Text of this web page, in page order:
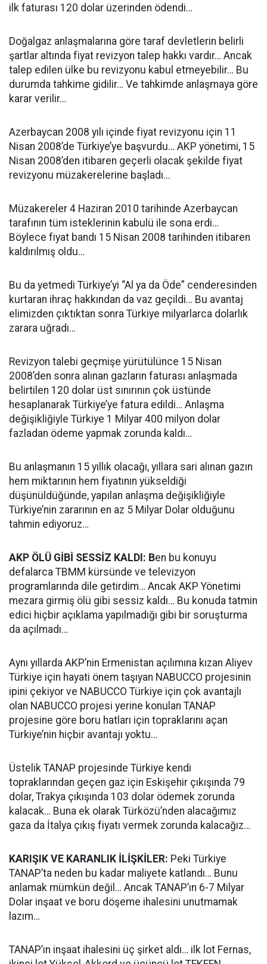
ilk faturası 120 dolar üzerinden ödendi…
Doğalgaz anlaşmalarına göre taraf devletlerin belirli
şartlar altında fiyat revizyon talep hakkı vardır… Ancak
talep edilen ülke bu revizyonu kabul etmeyebilir… Bu
durumda tahkime gidilir… Ve tahkimde anlaşmaya göre
karar verilir…
Azerbaycan 2008 yılı içinde fiyat revizyonu için 11
Nisan 2008’de Türkiye’ye başvurdu… AKP yönetimi, 15
Nisan 2008’den itibaren geçerli olacak şekilde fiyat
revizyonu müzakerelerine başladı...
Müzakereler 4 Haziran 2010 tarihinde Azerbaycan
tarafının tüm isteklerinin kabulü ile sona erdi…
Böylece fiyat bandı 15 Nisan 2008 tarihinden itibaren
kaldırılmış oldu…
Bu da yetmedi Türkiye’yi “Al ya da Öde” cenderesinden
kurtaran ihraç hakkından da vaz geçildi… Bu avantaj
elimizden çıktıktan sonra Türkiye milyarlarca dolarlık
zarara uğradı…
Revizyon talebi geçmişe yürütülünce 15 Nisan
2008’den sonra alınan gazların faturası anlaşmada
belirtilen 120 dolar üst sınırının çok üstünde
hesaplanarak Türkiye’ye fatura edildi… Anlaşma
değişikliğiyle Türkiye 1 Milyar 400 milyon dolar
fazladan ödeme yapmak zorunda kaldı…
Bu anlaşmanın 15 yıllık olacağı, yıllara sari alınan gazın
hem miktarının hem fiyatının yükseldiği
düşünüldüğünde, yapılan anlaşma değişikliğiyle
Türkiye’nin zararının en az 5 Milyar Dolar olduğunu
tahmin ediyoruz…
AKP ÖLÜ GİBİ SESSİZ KALDI: Ben bu konuyu
defalarca TBMM kürsünde ve televizyon
programlarında dile getirdim… Ancak AKP Yönetimi
mezara girmiş ölü gibi sessiz kaldı… Bu konuda tatmin
edici hiçbir açıklama yapılmadığı gibi bir soruşturma
da açılmadı…
Aynı yıllarda AKP’nin Ermenistan açılımına kızan Aliyev
Türkiye için hayati önem taşıyan NABUCCO projesinin
ipini çekiyor ve NABUCCO Türkiye için çok avantajlı
olan NABUCCO projesi yerine konulan TANAP
projesine göre boru hatları için topraklarını açan
Türkiye’nin hiçbir avantajı yoktu…
Üstelik TANAP projesinde Türkiye kendi
topraklarından geçen gaz için Eskişehir çıkışında 79
dolar, Trakya çıkışında 103 dolar ödemek zorunda
kalacak… Buna ek olarak Türközü’nden alacağımız
gaza da İtalya çıkış fiyatı vermek zorunda kalacağız…
KARIŞIK VE KARANLIK İLİŞKİLER: Peki Türkiye
TANAP’ta neden bu kadar maliyete katlandı… Bunu
anlamak mümkün değil… Ancak TANAP’ın 6-7 Milyar
Dolar inşaat ve boru döşeme ihalesini unutmamak
lazım…
TANAP’ın inşaat ihalesini üç şirket aldı… ilk lot Fernas,